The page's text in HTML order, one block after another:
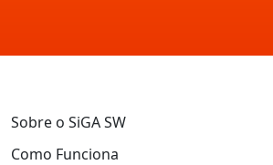
Sobre o SiGA SW
Como Funciona